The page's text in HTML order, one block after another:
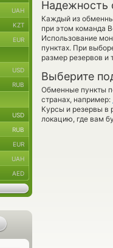
Надежность
Каждый из
при этом команда
Использование
пунктах. При
размер резервов и
Выберите
Обменные пункты
странах, например:
Курсы и резервы в
локацию, где вам
UAH
KZT
EUR
USD
RUB
USD
RUB
EUR
UAH
AED